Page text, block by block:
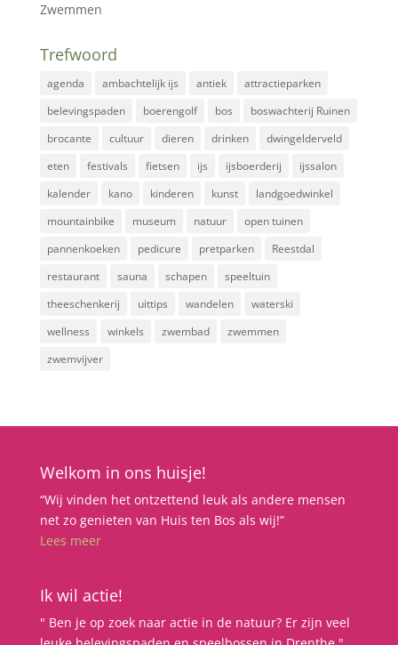
Zwemmen
Trefwoord
agenda ambachtelijk ijs antiek
attractieparken
belevingspaden
boerengolf bos
boswachterij Ruinen
brocante
cultuur dieren drinken
dwingelderveld
eten
festivals fietsen ijs ijsboerderij
ijssalon
kalender
kano kinderen kunst
landgoedwinkel
mountainbike
museum natuur
open tuinen
pannenkoeken
pedicure pretparken
Reestdal
restaurant
sauna schapen
speeltuin
theeschenkerij
uittips wandelen
waterski
wellness
winkels zwembad
zwemmen
zwemvijver
Welkom in ons huisje!
“Wij vinden het ontzettend leuk als andere mensen
net zo genieten van Huis ten Bos als wij!”
Lees meer
Ik wil actie!
" Ben je op zoek naar actie in de natuur? Er zijn veel